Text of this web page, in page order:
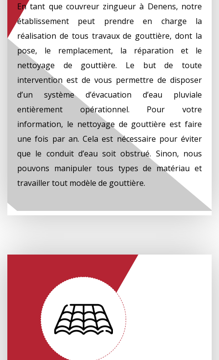
En tant que couvreur zingueur à Denens, notre
établissement peut prendre en charge la
réalisation de tous travaux de gouttière, dont la
pose, le remplacement, la réparation et le
nettoyage de gouttière. Le but de toute
intervention est de vous permettre de disposer
d’un système d’évacuation d’eau pluviale
entièrement opérationnel. Pour votre
information, le nettoyage de gouttière est faire
une fois par an. Cela est nécessaire pour éviter
que le conduit d’eau soit obstrué. Sinon, nous
pouvons manipuler tous types de matériau et
travailler tout modèle de gouttière.